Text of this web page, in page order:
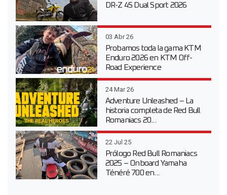
DR-Z 4S Dual Sport 2026
03 Abr 26
Probamos toda la gama KTM
Enduro 2026 en KTM Off-
Road Experience
24 Mar 26
Adventure Unleashed – La
historia completa de Red Bull
Romaniacs 20...
22 Jul 25
Prólogo Red Bull Romaniacs
2025 – Onboard Yamaha
Ténéré 700 en...